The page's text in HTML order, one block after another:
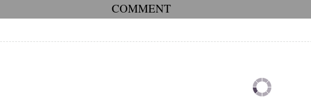
COMMENT